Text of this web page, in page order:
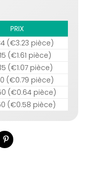
PRIX
(€3.23 pièce)
(€1.61 pièce)
(€1.07 pièce)
(€0.79 pièce)
(€0.64 pièce)
(€0.58 pièce)
Épingler